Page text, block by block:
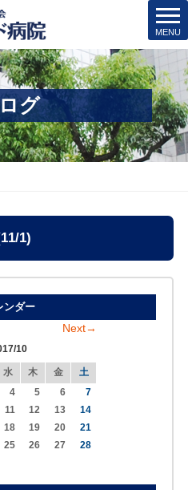
t
o
g
l
e
n
a
v
o
n
MENU
窓口(地域連携室)
8271
グ
1)
ンダー
Next→
10
水 木 金
土
4 5 6
7
11 12 13
14
18 19 20
21
25 26 27
28